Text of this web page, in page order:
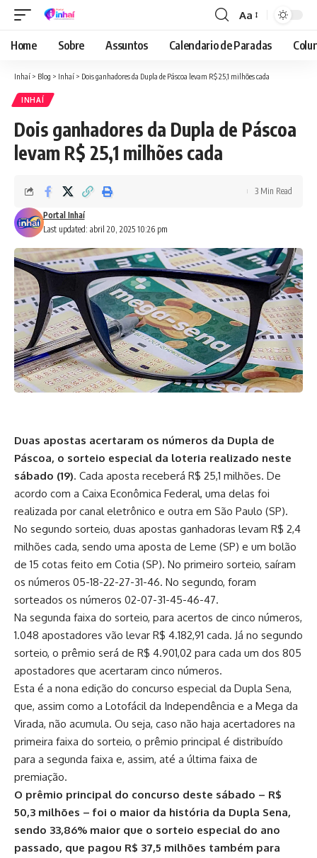
Font
Resizer
Aa
Home Sobre Assuntos Calendario de Paradas
Inhaí > Blog > Inhaí > Dois ganhadores da Dupla de Páscoa levam R$ 25,1 milhões cada
INHAÍ
Dois ganhadores da Dupla de Páscoa
levam R$ 25,1 milhões cada
Last updated: abril 20, 2025 10:26 pm
Portal Inhaí
3 Min Read
Duas apostas acertaram os números da Dupla de
Páscoa, o sorteio especial da loteria realizado neste
sábado (19). Cada aposta receberá R$ 25,1 milhões. De
acordo com a Caixa Econômica Federal, uma delas foi
realizada por canal eletrônico e outra em São Paulo (SP).
No segundo sorteio, duas apostas ganhadoras levam R$ 2,4
milhões cada, sendo uma aposta de Leme (SP) e um bolão
de 15 cotas feito em Cotia (SP). No primeiro sorteio, saíram
os números 05-18-22-27-31-46. No segundo, foram
sorteados os números 02-07-31-45-46-47.
Na segunda faixa do sorteio, para acertos de cinco números,
1.048 apostadores vão levar R$ 4.182,91 cada. Já no segundo
sorteio, o prêmio será de R$ 4.901,02 para cada um dos 805
apostadores que acertaram cinco números.
Esta é a nona edição do concurso especial da Dupla Sena,
que, assim como a Lotofácil da Independência e a Mega da
Virada, não acumula. Ou seja, caso não haja acertadores na
primeira faixa do sorteio, o prêmio principal é distribuído
para a segunda faixa e, assim, até a última faixa de
premiação.
O prêmio principal do concurso deste sábado – R$
50,3 milhões – foi o maior da história da Dupla Sena,
sendo 33,86% maior que o sorteio especial do ano
passado, que pagou R$ 37,5 milhões também para